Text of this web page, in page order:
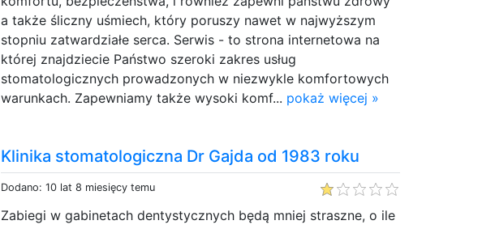
a także śliczny uśmiech, który poruszy nawet w najwyższym
stopniu zatwardziałe serca. Serwis - to strona internetowa na
której znajdziecie Państwo szeroki zakres usług
stomatologicznych prowadzonych w niezwykle komfortowych
warunkach. Zapewniamy także wysoki komf... pokaż więcej »
Klinika stomatologiczna Dr Gajda od 1983 roku
Dodano: 10 lat 8 miesięcy temu
Zabiegi w gabinetach dentystycznych będą mniej straszne, o ile